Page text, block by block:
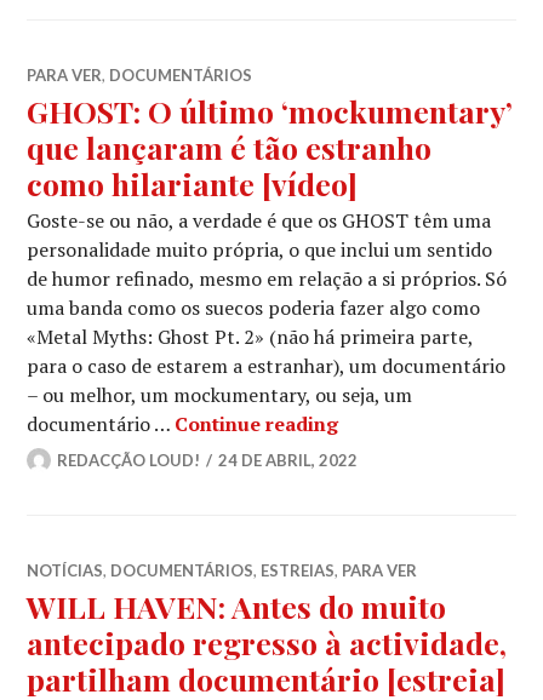
PARA VER, DOCUMENTÁRIOS
GHOST: O último ‘mockumentary’
que lançaram é tão estranho
como hilariante [vídeo]
Goste-se ou não, a verdade é que os GHOST têm uma
personalidade muito própria, o que inclui um sentido
de humor refinado, mesmo em relação a si próprios. Só
uma banda como os suecos poderia fazer algo como
«Metal Myths: Ghost Pt. 2» (não há primeira parte,
para o caso de estarem a estranhar), um documentário
– ou melhor, um mockumentary, ou seja, um
documentário … Continue readingGHOST: O último
REDACÇÃO LOUD! 24 DE ABRIL, 2022
NOTÍCIAS, DOCUMENTÁRIOS, ESTREIAS, PARA VER
WILL HAVEN: Antes do muito
antecipado regresso à actividade,
partilham documentário [estreia]